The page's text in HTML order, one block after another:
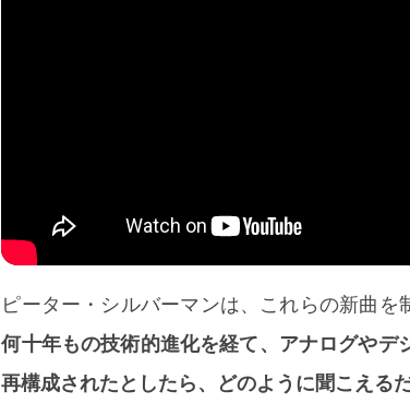
ピーター・シルバーマンは、これらの新曲を
何十年もの技術的進化を経て、アナログやデ
再構成されたとしたら、どのように聞こえる